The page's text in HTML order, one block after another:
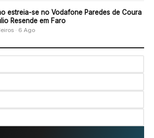
estreia-se no Vodafone Paredes de Coura
Resende em Faro
· 6 Ago